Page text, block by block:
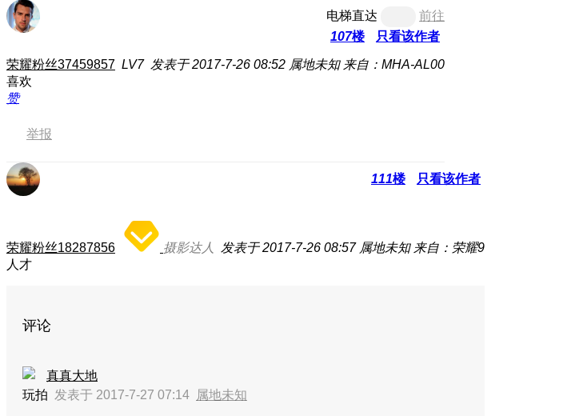
电梯直达
前往
107楼 只看该作者
荣耀粉丝37459857 LV7 发表于 2017-7-26 08:52 属地未知 来自：MHA-AL00
喜欢
赞
举报
111楼 只看该作者
荣耀粉丝18287856 摄影达人 发表于 2017-7-26 08:57 属地未知 来自：荣耀9
人才
评论
真真大地
玩拍 发表于 2017-7-27 07:14 属地未知